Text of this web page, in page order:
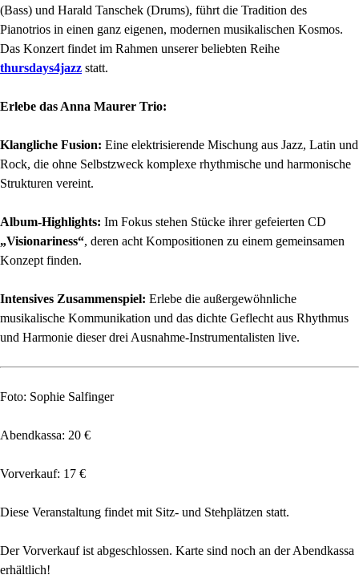
(Bass) und Harald Tanschek (Drums), führt die Tradition des
Pianotrios in einen ganz eigenen, modernen musikalischen Kosmos.
Das Konzert findet im Rahmen unserer beliebten Reihe
thursdays4jazz statt.
Erlebe das Anna Maurer Trio:
Klangliche Fusion: Eine elektrisierende Mischung aus Jazz, Latin und
Rock, die ohne Selbstzweck komplexe rhythmische und harmonische
Strukturen vereint.
Album-Highlights: Im Fokus stehen Stücke ihrer gefeierten CD
„Visionariness“, deren acht Kompositionen zu einem gemeinsamen
Konzept finden.
Intensives Zusammenspiel: Erlebe die außergewöhnliche
musikalische Kommunikation und das dichte Geflecht aus Rhythmus
und Harmonie dieser drei Ausnahme-Instrumentalisten live.
Foto: Sophie Salfinger
Abendkassa: 20 €
Vorverkauf: 17 €
Diese Veranstaltung findet mit Sitz- und Stehplätzen statt.
Der Vorverkauf ist abgeschlossen. Karte sind noch an der Abendkassa
erhältlich!